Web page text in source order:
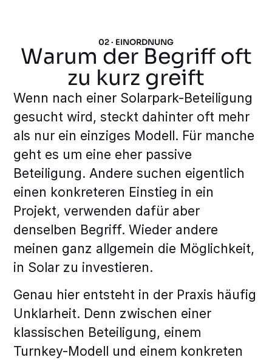
02 · EINORDNUNG
Warum der Begriff oft
zu kurz greift
Wenn nach einer Solarpark-Beteiligung
gesucht wird, steckt dahinter oft mehr
als nur ein einziges Modell. Für manche
geht es um eine eher passive
Beteiligung. Andere suchen eigentlich
einen konkreteren Einstieg in ein
Projekt, verwenden dafür aber
denselben Begriff. Wieder andere
meinen ganz allgemein die Möglichkeit,
in Solar zu investieren.
Genau hier entsteht in der Praxis häufig
Unklarheit. Denn zwischen einer
klassischen Beteiligung, einem
Turnkey-Modell und einem konkreten